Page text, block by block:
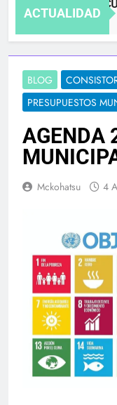
ACTUALIDAD
EN LAS
4 Meses Atrás
BLOG
PRESUPUESTOS
AGENDA
Mckohatsu 4